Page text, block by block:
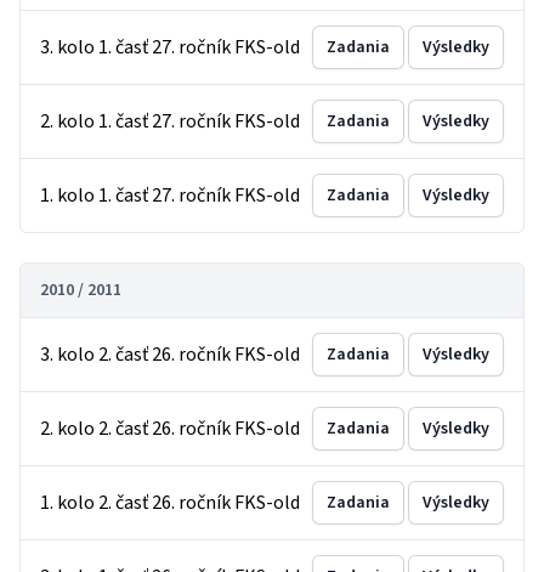
3. kolo 1. časť 27. ročník FKS-old Zadania Výsledky
2. kolo 1. časť 27. ročník FKS-old Zadania Výsledky
1. kolo 1. časť 27. ročník FKS-old Zadania Výsledky
2010 / 2011
3. kolo 2. časť 26. ročník FKS-old Zadania Výsledky
2. kolo 2. časť 26. ročník FKS-old Zadania Výsledky
1. kolo 2. časť 26. ročník FKS-old Zadania Výsledky